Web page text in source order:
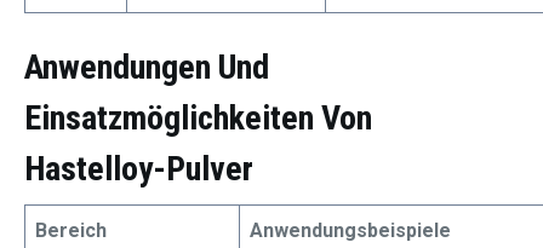
Anwendungen Und
Einsatzmöglichkeiten Von
Hastelloy-Pulver
Bereich Anwendungsbeispiele